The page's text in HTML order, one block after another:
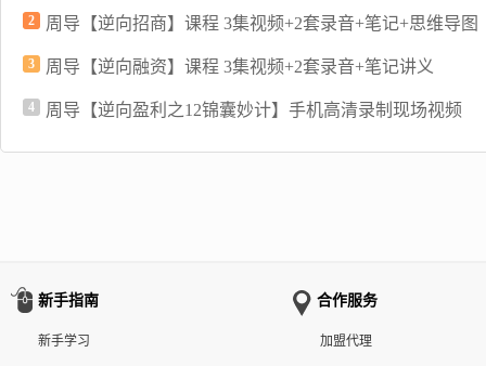
2 周导【逆向招商】课程 3集视频+2套录音+笔记+思维导图
3 周导【逆向融资】课程 3集视频+2套录音+笔记讲义
4 周导【逆向盈利之12锦囊妙计】手机高清录制现场视频
新手指南
新手学习
合作服务
加盟代理